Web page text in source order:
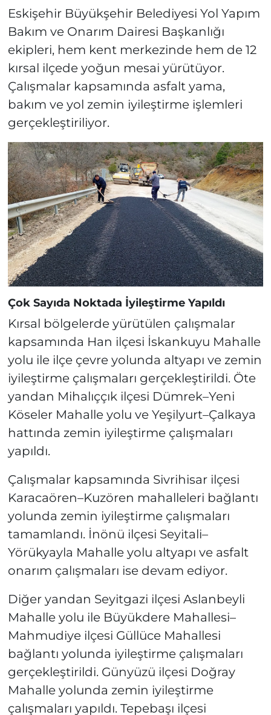
Eskişehir Büyükşehir Belediyesi Yol Yapım
Bakım ve Onarım Dairesi Başkanlığı
ekipleri, hem kent merkezinde hem de 12
kırsal ilçede yoğun mesai yürütüyor.
Çalışmalar kapsamında asfalt yama,
bakım ve yol zemin iyileştirme işlemleri
gerçekleştiriliyor.
Çok Sayıda Noktada İyileştirme Yapıldı
Kırsal bölgelerde yürütülen çalışmalar
kapsamında Han ilçesi İskankuyu Mahalle
yolu ile ilçe çevre yolunda altyapı ve zemin
iyileştirme çalışmaları gerçekleştirildi. Öte
yandan Mihalıççık ilçesi Dümrek–Yeni
Köseler Mahalle yolu ve Yeşilyurt–Çalkaya
hattında zemin iyileştirme çalışmaları
yapıldı.
Çalışmalar kapsamında Sivrihisar ilçesi
Karacaören–Kuzören mahalleleri bağlantı
yolunda zemin iyileştirme çalışmaları
tamamlandı. İnönü ilçesi Seyitali–
Yörükyayla Mahalle yolu altyapı ve asfalt
onarım çalışmaları ise devam ediyor.
Diğer yandan Seyitgazi ilçesi Aslanbeyli
Mahalle yolu ile Büyükdere Mahallesi–
Mahmudiye ilçesi Güllüce Mahallesi
bağlantı yolunda iyileştirme çalışmaları
gerçekleştirildi. Günyüzü ilçesi Doğray
Mahalle yolunda zemin iyileştirme
çalışmaları yapıldı. Tepebaşı ilçesi